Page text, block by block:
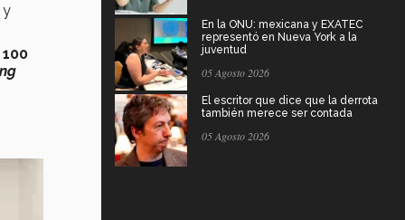
y
100
En la ONU: mexicana y EXATEC
representó en Nueva York a la
juventud
05 Agosto 2026
El escritor que dice que la derrota
también merece ser contada
05 Agosto 2026